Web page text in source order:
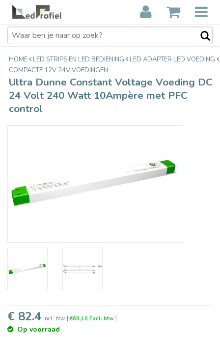
Ultra Dunne Constant Voltage
Voeding DC 24 Volt 240 Watt
10Ampère met PFC control
€82,40
HOME LED STRIPS EN LED BEDIENING
LED ADAPTER LED VOEDING
COMPACTE 12V 24V VOEDINGEN
Ultra Dunne Constant Voltage Voeding DC
24 Volt 240 Watt 10Ampère met PFC
control
€ 82.4 Incl. btw [€68,10 Excl. btw]
Op voorraad